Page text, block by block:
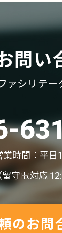
問い
ァシリテー
業時間：平日
留守電対応
のお問